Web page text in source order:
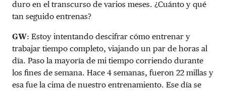
duro en el transcurso de varios meses. ¿Cuánto y qué
tan seguido entrenas?
GW: Estoy intentando descifrar cómo entrenar y
trabajar tiempo completo, viajando un par de horas al
día. Paso la mayoría de mi tiempo corriendo durante
los fines de semana. Hace 4 semanas, fueron 22 millas y
esa fue la cima de nuestro entrenamiento. Ese día se